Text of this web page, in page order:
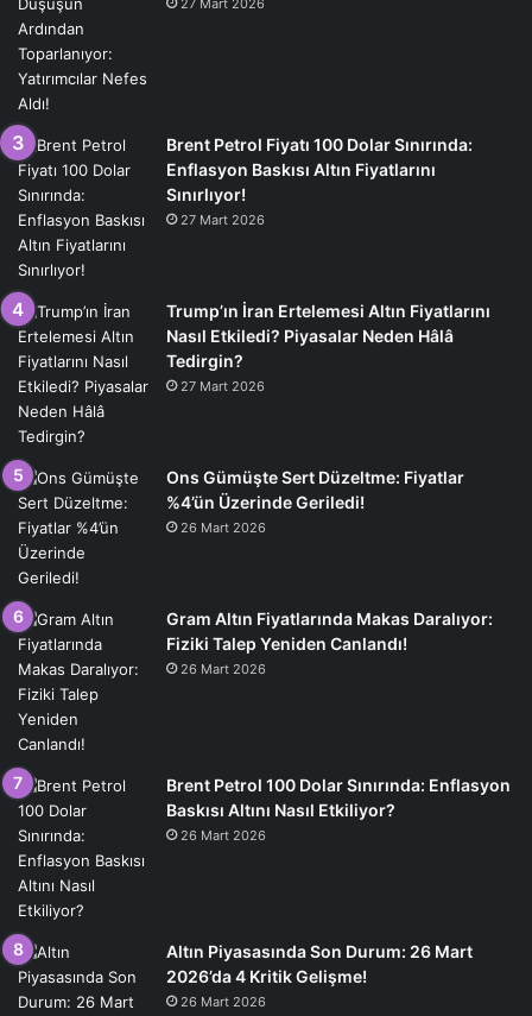
27 Mart 2026
Brent Petrol Fiyatı 100 Dolar Sınırında:
Enflasyon Baskısı Altın Fiyatlarını
Sınırlıyor!
27 Mart 2026
Trump’ın İran Ertelemesi Altın Fiyatlarını
Nasıl Etkiledi? Piyasalar Neden Hâlâ
Tedirgin?
27 Mart 2026
Ons Gümüşte Sert Düzeltme: Fiyatlar
%4’ün Üzerinde Geriledi!
26 Mart 2026
Gram Altın Fiyatlarında Makas Daralıyor:
Fiziki Talep Yeniden Canlandı!
26 Mart 2026
Brent Petrol 100 Dolar Sınırında: Enflasyon
Baskısı Altını Nasıl Etkiliyor?
26 Mart 2026
Altın Piyasasında Son Durum: 26 Mart
2026’da 4 Kritik Gelişme!
26 Mart 2026